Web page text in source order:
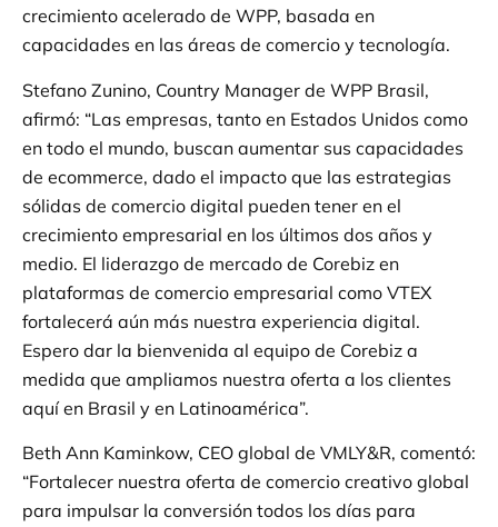
crecimiento acelerado de WPP, basada en
capacidades en las áreas de comercio y tecnología.
Stefano Zunino, Country Manager de WPP Brasil,
afirmó: “Las empresas, tanto en Estados Unidos como
en todo el mundo, buscan aumentar sus capacidades
de ecommerce, dado el impacto que las estrategias
sólidas de comercio digital pueden tener en el
crecimiento empresarial en los últimos dos años y
medio. El liderazgo de mercado de Corebiz en
plataformas de comercio empresarial como VTEX
fortalecerá aún más nuestra experiencia digital.
Espero dar la bienvenida al equipo de Corebiz a
medida que ampliamos nuestra oferta a los clientes
aquí en Brasil y en Latinoamérica”.
Beth Ann Kaminkow, CEO global de VMLY&R, comentó:
“Fortalecer nuestra oferta de comercio creativo global
para impulsar la conversión todos los días para